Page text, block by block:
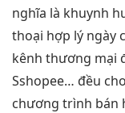
nghĩa là khuynh
thoại hợp lý ngày
kênh thương mại
Sshopee… đều
chương trình bán